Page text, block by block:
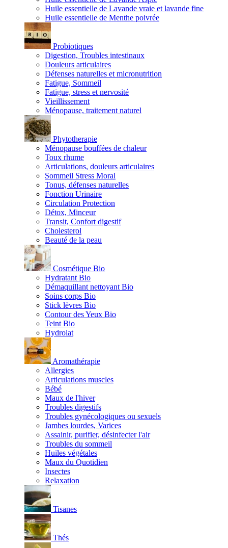
Huile essentielle de Lavande vraie et lavande fine
Huile essentielle de Menthe poivrée
Probiotiques
Digestion, Troubles intestinaux
Douleurs articulaires
Défenses naturelles et micronutrition
Fatigue, Sommeil
Fatigue, stress et nervosité
Vieillissement
Ménopause, traitement naturel
Phytotherapie
Ménopause bouffées de chaleur
Toux rhume
Articulations, douleurs articulaires
Sommeil Stress Moral
Tonus, défenses naturelles
Fonction Urinaire
Circulation Protection
Détox, Minceur
Transit, Confort digestif
Cholesterol
Beauté de la peau
Cosmétique Bio
Hydratant Bio
Démaquillant nettoyant Bio
Soins corps Bio
Stick lèvres Bio
Contour des Yeux Bio
Teint Bio
Hydrolat
Aromathérapie
Allergies
Articulations muscles
Bébé
Maux de l'hiver
Troubles digestifs
Troubles gynécologiques ou sexuels
Jambes lourdes, Varices
Assainir, purifier, désinfecter l'air
Troubles du sommeil
Huiles végétales
Maux du Quotidien
Insectes
Relaxation
Tisanes
Thés